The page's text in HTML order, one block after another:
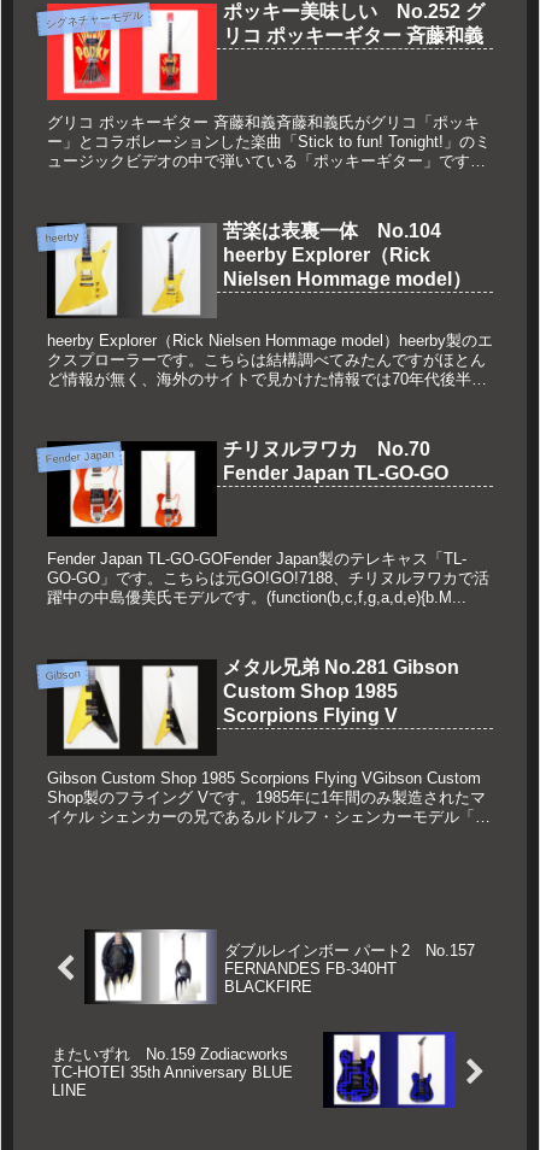
シグネチャーモデル
ポッキー美味しい No.252 グ
リコ ポッキーギター 斉藤和義
グリコ ポッキーギター 斉藤和義斉藤和義氏がグリコ「ポッキ
ー」とコラボレーションした楽曲「Stick to fun! Tonight!」のミ
ュージックビデオの中で弾いている「ポッキーギター」です。
heerby
苦楽は表裏一体 No.104
heerby Explorer（Rick
Nielsen Hommage model）
heerby Explorer（Rick Nielsen Hommage model）heerby製のエ
クスプローラーです。こちらは結構調べてみたんですがほとん
ど情報が無く、海外のサイトで見かけた情報では70年代後半の
Fender Japan
チリヌルヲワカ No.70
Fender Japan TL-GO-GO
Fender Japan TL-GO-GOFender Japan製のテレキャス「TL-
GO-GO」です。こちらは元GO!GO!7188、チリヌルヲワカで活
躍中の中島優美氏モデルです。(function(b,c,f,g,a,d,e){b.M...
Gibson
メタル兄弟 No.281 Gibson
Custom Shop 1985
Scorpions Flying V
Gibson Custom Shop 1985 Scorpions Flying VGibson Custom
Shop製のフライング Vです。1985年に1年間のみ製造されたマ
イケル シェンカーの兄であるルドルフ・シェンカーモデル「ス
ダブルレインボー パート2 No.157
FERNANDES FB-340HT
BLACKFIRE
またいずれ No.159 Zodiacworks
TC-HOTEI 35th Anniversary BLUE
LINE